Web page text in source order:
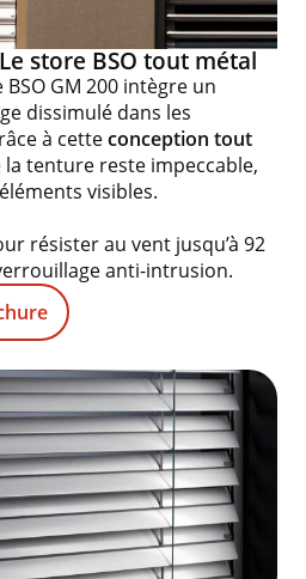
store BSO tout métal
GM 200 intègre un
dissimulé dans les
à cetteconception tout
la tenture reste impeccable,
visibles.
résister au vent jusqu’à 92
anti-intrusion.